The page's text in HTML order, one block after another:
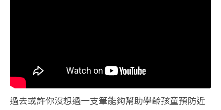
過去或許你沒想過一支筆能夠幫助學齡孩童預防近